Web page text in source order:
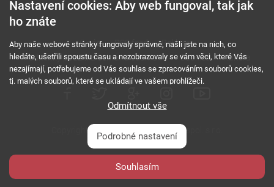
O nás RSS feed
Reklama
Podmínky použití a ochrana soukromí
Cookies Kariéra
Copyright © 2000 - 2026 NetComp, spol. s r.o.
Všechna práva vyhrazena.
PESL.NAME
Nastavení cookies: Aby web fungoval, tak jak
ho znáte
Aby naše webové stránky fungovaly správně, našli jste na nich, co
hledáte, ušetřili spoustu času a nezobrazovaly se vám věci, které Vás
nezajímají, potřebujeme od Vás souhlas se zpracováním souborů cookies,
tj. malých souborů, které se ukládají ve vašem prohlížeči.
Odmítnout vše
Podrobné nastavení
Souhlasím